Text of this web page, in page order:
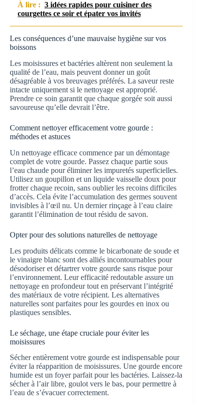
À lire : 3 idées rapides pour cuisiner des
courgettes ce soir et épater vos invités
Les conséquences d’une mauvaise hygiène sur vos
boissons
Les moisissures et bactéries altèrent non seulement la
qualité de l’eau, mais peuvent donner un goût
désagréable à vos breuvages préférés. La saveur reste
intacte uniquement si le nettoyage est approprié.
Prendre ce soin garantit que chaque gorgée soit aussi
savoureuse qu’elle devrait l’être.
Comment nettoyer efficacement votre gourde :
méthodes et astuces
Un nettoyage efficace commence par un démontage
complet de votre gourde. Passez chaque partie sous
l’eau chaude pour éliminer les impuretés superficielles.
Utilisez un goupillon et un liquide vaisselle doux pour
frotter chaque recoin, sans oublier les recoins difficiles
d’accès. Cela évite l’accumulation des germes souvent
invisibles à l’œil nu. Un dernier rinçage à l’eau claire
garantit l’élimination de tout résidu de savon.
Opter pour des solutions naturelles de nettoyage
Les produits délicats comme le bicarbonate de soude et
le vinaigre blanc sont des alliés incontournables pour
désodoriser et détartrer votre gourde sans risque pour
l’environnement. Leur efficacité redoutable assure un
nettoyage en profondeur tout en préservant l’intégrité
des matériaux de votre récipient. Les alternatives
naturelles sont parfaites pour les gourdes en inox ou
plastiques sensibles.
Le séchage, une étape cruciale pour éviter les
moisissures
Sécher entièrement votre gourde est indispensable pour
éviter la réapparition de moisissures. Une gourde encore
humide est un foyer parfait pour les bactéries. Laissez-la
sécher à l’air libre, goulot vers le bas, pour permettre à
l’eau de s’évacuer correctement.